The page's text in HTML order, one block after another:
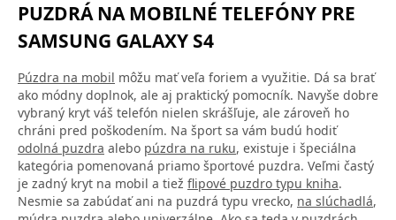
nachádzate:
PUZDRÁ NA MOBILNÉ TELEFÓNY PRE
SAMSUNG GALAXY S4
Púzdra na mobil môžu mať veľa foriem a využitie. Dá sa brať
ako módny doplnok, ale aj praktický pomocník. Navyše dobre
vybraný kryt váš telefón nielen skrášľuje, ale zároveň ho
chráni pred poškodením. Na šport sa vám budú hodiť
odolná puzdra alebo púzdra na ruku, existuje i špeciálna
kategória pomenovaná priamo športové puzdra. Veľmi častý
je zadný kryt na mobil a tiež flipové puzdro typu kniha.
Nesmie sa zabúdať ani na puzdrá typu vrecko, na slúchadlá,